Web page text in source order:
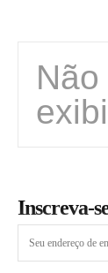
Inscreva-